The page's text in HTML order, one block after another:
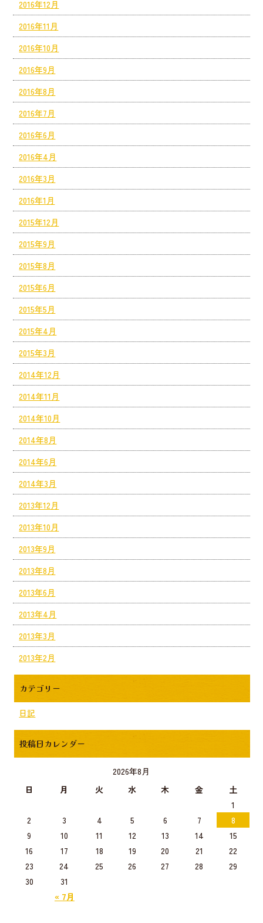
2016年12月
2016年11月
2016年10月
2016年9月
2016年8月
2016年7月
2016年6月
2016年4月
2016年3月
2016年1月
2015年12月
2015年9月
2015年8月
2015年6月
2015年5月
2015年4月
2015年3月
2014年12月
2014年11月
2014年10月
2014年8月
2014年6月
2014年3月
2013年12月
2013年10月
2013年9月
2013年8月
2013年6月
2013年4月
2013年3月
2013年2月
カテゴリー
日記
投稿日カレンダー
2026年8月
日
月 火 水 木 金 土
« 7月
1
2
3 4 5 6 7
8
9
10 11 12 13 14
15
16
17 18 19 20 21
22
23
24 25 26 27 28
29
30
31